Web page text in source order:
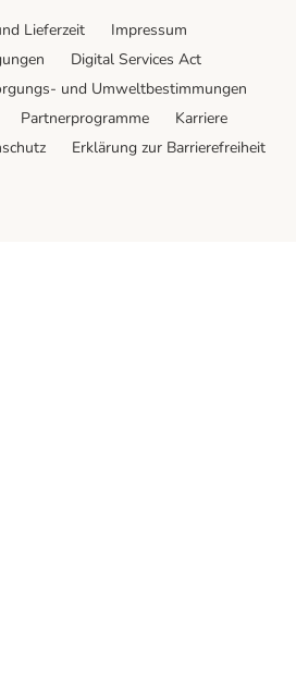
Lieferzeit
Impressum
Digital Services Act
und Umweltbestimmungen
Partnerprogramme
Karriere
Erklärung zur Barrierefreiheit